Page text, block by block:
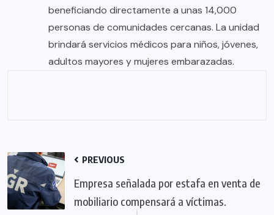
beneficiando directamente a unas 14,000
personas de comunidades cercanas. La unidad
brindará servicios médicos para niños, jóvenes,
adultos mayores y mujeres embarazadas.
PREVIOUS
Empresa señalada por estafa en venta de
mobiliario compensará a víctimas.